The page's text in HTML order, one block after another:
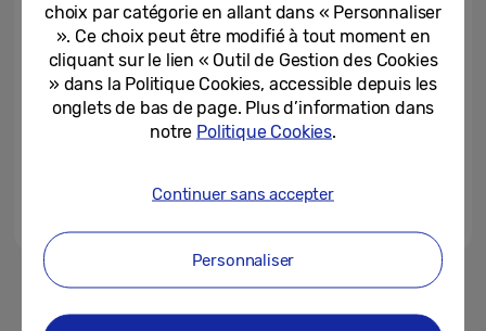
1 2
choix par catégorie en allant dans « Personnaliser
». Ce choix peut être modifié à tout moment en
cliquant sur le lien « Outil de Gestion des Cookies
» dans la Politique Cookies, accessible depuis les
onglets de bas de page. Plus d’information dans
notre Politique Cookies.
Continuer sans accepter
Personnaliser